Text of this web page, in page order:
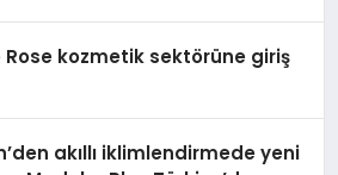
Rose kozmetik sektörüne giriş
akıllı iklimlendirmede yeni